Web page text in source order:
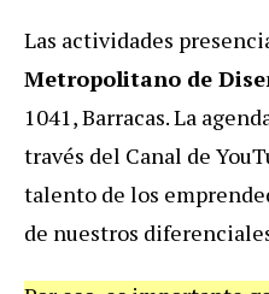
Las actividades
Metropolitano de
1041, Barracas. La
través del Canal de
talento de los
de nuestros